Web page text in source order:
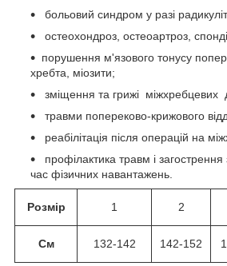
больовий синдром у разі
остеохондроз, остеоартроз,
порушення м'язового тонусу
хребта, міозити;
зміщення та грижі міжхребцевих
травми попереково-крижового
реабілітація після операцій на
профілактика травм і
час фізичних навантажень.
Розмір 1 2
См 132-142 142-152